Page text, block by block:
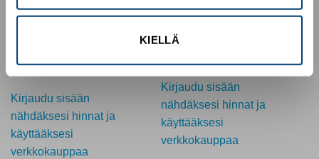
KIELLÄ
PHOENIX CONTACT
SUOJAMAADOITUSRIVILIITIN
Kirjaudu sisään
nähdäksesi hinnat ja
käyttääksesi
verkkokauppaa
PHOENIX CONTACT
Tuotekoodi PT2.5BU
Kirjaudu sisään
nähdäksesi hinnat ja
käyttääksesi
verkkokauppaa